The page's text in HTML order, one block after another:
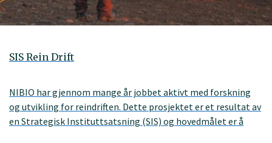
SIS Rein Drift
NIBIO har gjennom mange år jobbet aktivt med forskning
og utvikling for reindriften. Dette prosjektet er et resultat av
en Strategisk Instituttsatsning (SIS) og hovedmålet er å